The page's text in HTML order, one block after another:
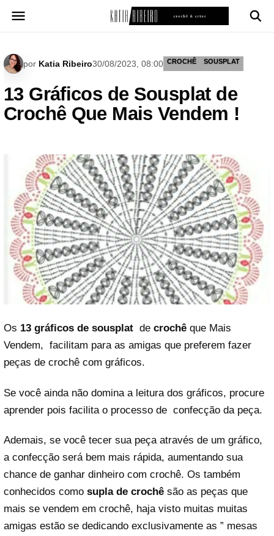
para
por Katia Ribeiro30/08/2023, 08:00 CROCHÊ SOUSPLAT
13 Gráficos de Sousplat de
Crochê Que Mais Vendem !
Os 13 gráficos de sousplat de crochê que Mais
Vendem, facilitam para as amigas que preferem fazer
peças de crochê com gráficos.
Se você ainda não domina a leitura dos gráficos, procure
aprender pois facilita o processo de confecção da peça.
Ademais, se você tecer sua peça através de um gráfico,
a confecção será bem mais rápida, aumentando sua
chance de ganhar dinheiro com crochê. Os também
conhecidos como supla de crochê são as peças que
mais se vendem em crochê, haja visto muitas muitas
amigas estão se dedicando exclusivamente as ” mesas